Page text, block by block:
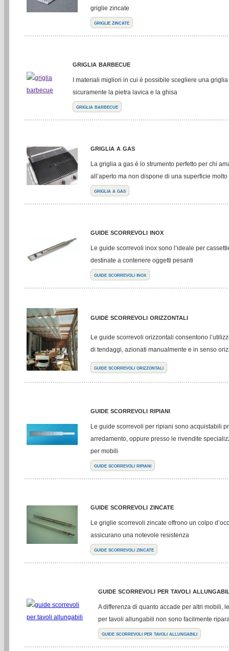
griglie zincate
griglie zincate
griglia barbecue
I materiali migliori in cui è possibile scegliere una
sicuramente la pietra lavica e la ghisa
griglia barbecue
griglia a gas
La griglia a gas è lo strumento perfetto per chi
all’aperto ma non dispone di una superficie molto
griglia a gas
guide scorrevoli inox
Le guide scorrevoli inox sono l’ideale per
destinate a contenere oggetti pesanti
guide scorrevoli inox
guide scorrevoli orizzontali
Le guide scorrevoli orizzontali consentono
di tendaggi, azionati manualmente e in senso
guide scorrevoli orizzontali
guide scorrevoli ripiani
Le guide scorrevoli per ripiani sono acquistabili
arredamento, oppure presso le rivendite
per mobili
guide scorrevoli ripiani
guide scorrevoli zincate
Le griglie scorrevoli zincate offrono un colpo
assicurano una notevole resistenza
guide scorrevoli zincate
guide scorrevoli per tavoli
A differenza di quanto accade per altri mobili,
per tavoli allungabili non sono facilmente
guide scorrevoli per tavoli allungabili